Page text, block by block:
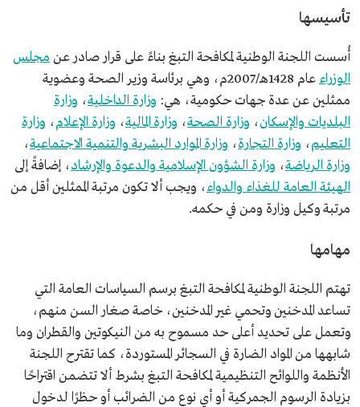
تأسيسها
أُسست اللجنة الوطنية لمكافحة التبغ بناءً على قرار صادر عن مجلس
الوزراء
عام 1428هـ/2007م، وهي برئاسة وزير الصحة وعضوية
ممثلين عن عدة جهات حكومية، هي: وزارة الداخلية، وزارة
البلديات والإسكان، وزارة الصحة، وزارة المالية، وزارة الإعلام، وزارة
التعليم، وزارة التجارة، وزارة الموارد البشرية والتنمية الاجتماعية،
وزارة الرياضة، وزارة الشؤون الإسلامية والدعوة والإرشاد، إضافةً إلى
الهيئة العامة للغذاء والدواء، ويجب ألا تكون مرتبة الممثلين أقل من
مرتبة وكيل وزارة ومن في حكمه.
مهامها
تهتم اللجنة الوطنية لمكافحة التبغ برسم السياسات العامة التي
تساعد المدخنين وتحمي غير المدخنين، خاصة صغار السن منهم،
وتعمل على تحديد أعلى حد مسموح به من النيكوتين والقطران وما
شابهها من المواد الضارة في السجائر المستوردة، كما تقترح اللجنة
الأنظمة واللوائح التنظيمية لمكافحة التبغ بشرط ألا تتضمن اقتراحًا
بزيادة الرسوم الجمركية أو أي نوع من الضرائب أو حظرًا لدخول